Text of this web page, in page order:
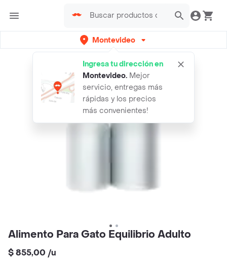
Montevideo
Ingresa tu dirección en
Montevideo. Mejor
servicio, entregas más
rápidas y los precios
más convenientes!
Alimento Para Gato Equilibrio Adulto
$ 855,00 /u